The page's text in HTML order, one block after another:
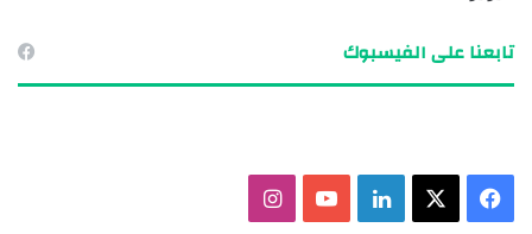
تابعنا على الفيسبوك